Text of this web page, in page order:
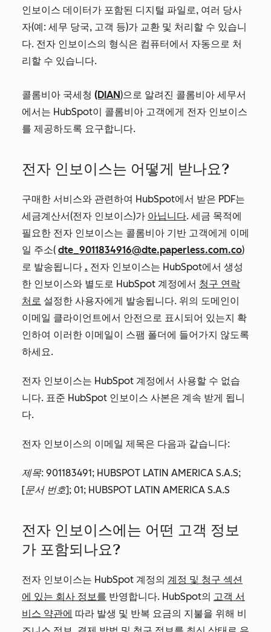
인보이스 데이터가 포함된 디지털 파일로, 여러 당사
자(예: 세무 당국, 고객 등)가 교환 및 처리할 수 있습니
다. 전자 인보이스의 형식은 컴퓨터에서 자동으로 처
리할 수 있습니다.
콜롬비아 국세청 (DIAN)으로 알려진 콜롬비아 세무서
에서는 HubSpot이 콜롬비아 고객에게 전자 인보이스
를 제공하도록 요구합니다.
전자 인보이스는 어떻게 받나요?
구매한 서비스와 관련하여 HubSpot에서 받은 PDF는
세금계산서(전자 인보이스)가 아닙니다. 세금 목적에
필요한 전자 인보이스는 콜롬비아 기반 고객에게 이메
일 주소( dte_9011834916@dte.paperless.com.co)
로 발송됩니다 . 전자 인보이스는 HubSpot에서 생성
한 인보이스와 별도로 HubSpot 계정에서 청구 연락
처로 설정한 사용자에게 발송됩니다. 위의 도메인이
이메일 클라이언트에서 안전으로 표시되어 있는지 확
인하여 이러한 이메일이 스팸 폴더에 들어가지 않도록
하세요.
전자 인보이스는 HubSpot 계정에서 사용할 수 없습
니다. 표준 HubSpot 인보이스 사본은 계속 받게 됩니
다.
전자 인보이스의 이메일 제목은 다음과 같습니다:
제목: 901183491; HUBSPOT LATIN AMERICA S.A.S;
[문서 번호]; 01; HUBSPOT LATIN AMERICA S.A.S
전자 인보이스에는 어떤 고객 정보
가 포함되나요?
전자 인보이스는 HubSpot 계정의 계정 및 청구 섹션
에 있는 회사 정보를 반영합니다. HubSpot의 고객 서
비스 약관에 따라 발생 및 반복 요금의 지불을 위해 비